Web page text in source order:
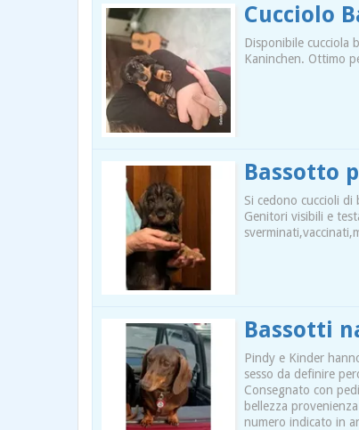
Cucciolo
Disponibile cucciola
Kaninchen. Ottimo
Bassotto
Si cedono cuccioli
Genitori visibili e
Bassotti
Pindy e Kinder
sesso da definire
Consegnato con
bellezza
numero indicato in